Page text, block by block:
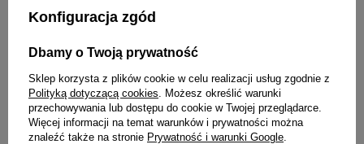
Konfiguracja zgód
Dbamy o Twoją prywatność
Sklep korzysta z plików cookie w celu realizacji usług zgodnie z
Polityką dotyczącą cookies . Możesz określić warunki
przechowywania lub dostępu do cookie w Twojej przeglądarce.
Więcej informacji na temat warunków i prywatności można
znaleźć także na stronie Prywatność i warunki Google